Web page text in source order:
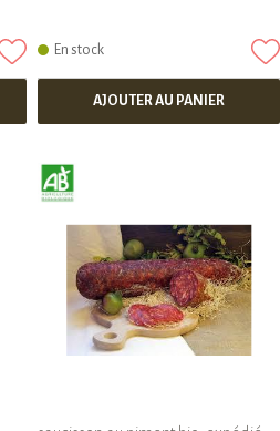
En stock
AJOUTER AU PANIER